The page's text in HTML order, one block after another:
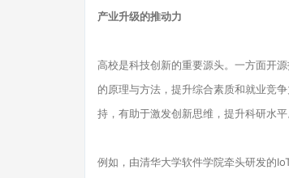
产业升级的推动力
高校是科技创新的重要源头。一方面开
的原理与方法，提升综合素质和就业竞
持，有助于激发创新思维，提升科研水平
例如，由清华大学软件学院牵头研发的